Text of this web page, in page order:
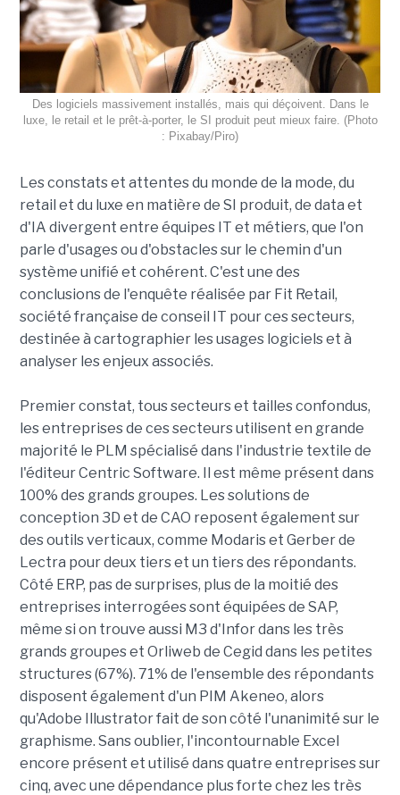
Des logiciels massivement installés, mais qui déçoivent. Dans le
luxe, le retail et le prêt-à-porter, le SI produit peut mieux faire. (Photo
: Pixabay/Piro)
Les constats et attentes du monde de la mode, du
retail et du luxe en matière de SI produit, de data et
d'IA divergent entre équipes IT et métiers, que l'on
parle d'usages ou d'obstacles sur le chemin d'un
système unifié et cohérent. C'est une des
conclusions de l'enquête réalisée par Fit Retail,
société française de conseil IT pour ces secteurs,
destinée à cartographier les usages logiciels et à
analyser les enjeux associés.
Premier constat, tous secteurs et tailles confondus,
les entreprises de ces secteurs utilisent en grande
majorité le PLM spécialisé dans l'industrie textile de
l'éditeur Centric Software. Il est même présent dans
100% des grands groupes. Les solutions de
conception 3D et de CAO reposent également sur
des outils verticaux, comme Modaris et Gerber de
Lectra pour deux tiers et un tiers des répondants.
Côté ERP, pas de surprises, plus de la moitié des
entreprises interrogées sont équipées de SAP,
même si on trouve aussi M3 d'Infor dans les très
grands groupes et Orliweb de Cegid dans les petites
structures (67%). 71% de l'ensemble des répondants
disposent également d'un PIM Akeneo, alors
qu'Adobe Illustrator fait de son côté l'unanimité sur le
graphisme. Sans oublier, l'incontournable Excel
encore présent et utilisé dans quatre entreprises sur
cinq, avec une dépendance plus forte chez les très